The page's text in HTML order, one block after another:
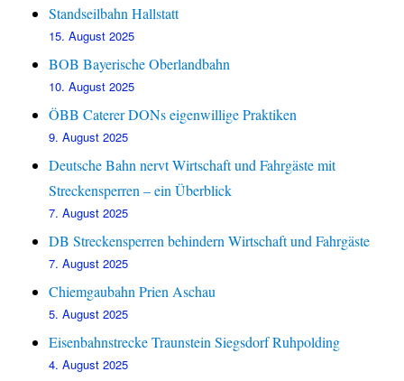
Standseilbahn Hallstatt
15. August 2025
BOB Bayerische Oberlandbahn
10. August 2025
ÖBB Caterer DONs eigenwillige Praktiken
9. August 2025
Deutsche Bahn nervt Wirtschaft und Fahrgäste mit
Streckensperren – ein Überblick
7. August 2025
DB Streckensperren behindern Wirtschaft und Fahrgäste
7. August 2025
Chiemgaubahn Prien Aschau
5. August 2025
Eisenbahnstrecke Traunstein Siegsdorf Ruhpolding
4. August 2025